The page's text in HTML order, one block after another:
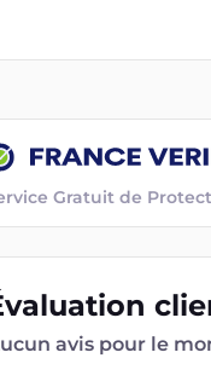
Gratuit de
avis pour le